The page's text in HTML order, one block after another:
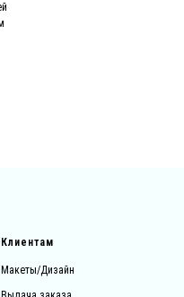
Клиентам
Макеты/Дизайн